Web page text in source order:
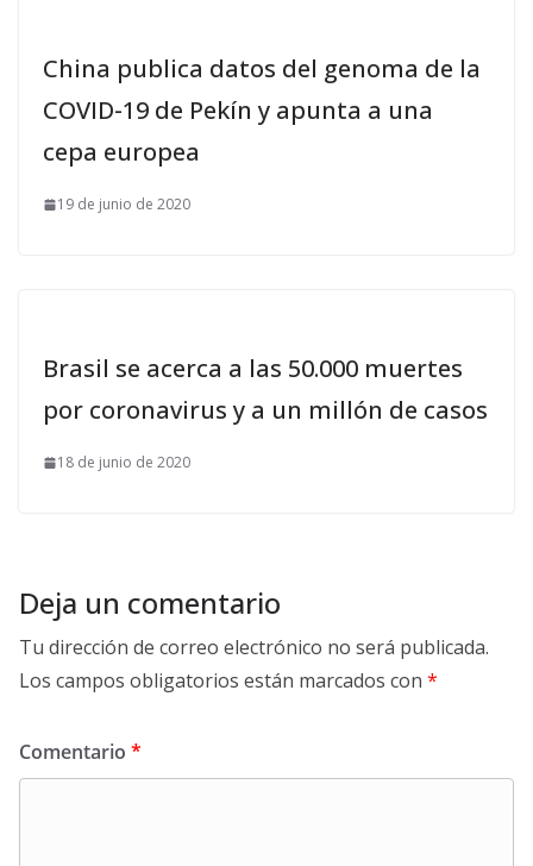
China publica datos del genoma de la
COVID-19 de Pekín y apunta a una
cepa europea
19 de junio de 2020
Brasil se acerca a las 50.000 muertes
por coronavirus y a un millón de casos
18 de junio de 2020
Deja un comentario
Tu dirección de correo electrónico no será publicada.
Los campos obligatorios están marcados con *
Comentario *